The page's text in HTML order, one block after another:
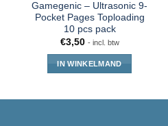
Gamegenic – Ultrasonic 9-
Pocket Pages Toploading
10 pcs pack
€3,50 - incl. btw
IN WINKELMAND